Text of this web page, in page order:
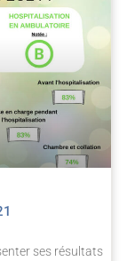
ses résultats